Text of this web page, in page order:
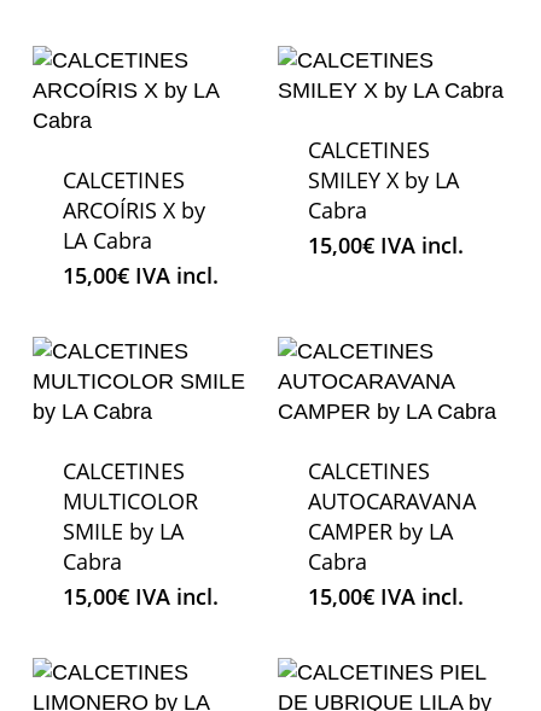
CALCETINES
ARCOÍRIS X by
LA Cabra
15,00€ IVA incl.
CALCETINES
SMILEY X by LA
Cabra
15,00€ IVA incl.
CALCETINES
MULTICOLOR
SMILE by LA
Cabra
15,00€ IVA incl.
CALCETINES
AUTOCARAVANA
CAMPER by LA
Cabra
15,00€ IVA incl.